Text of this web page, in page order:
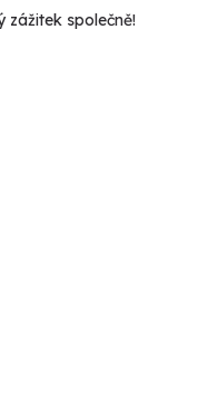
zážitek společně!